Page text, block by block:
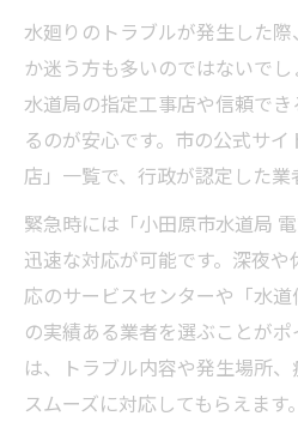
解説
不要な追加費用を避
キャンペーンや割引
指定水道工事業者を選ぶ
指定水道工事業者が
水廻りのトラブルが発生した
か迷う方も多いのではないで
水道局の指定工事店や信頼で
るのが安心です。市の公式サ
店」一覧で、行政が認定した業
緊急時には「小田原市水道局
迅速な対応が可能です。深夜
応のサービスセンターや「水
の実績ある業者を選ぶことが
は、トラブル内容や発生場所
スムーズに対応してもらえます。